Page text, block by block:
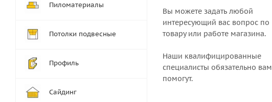
Вы можете задать любой
интересующий вас вопрос по
товару или работе магазина.
Наши квалифицированные
специалисты обязательно вам
помогут.
Пиломатериалы
Потолки подвесные
Профиль
Сайдинг